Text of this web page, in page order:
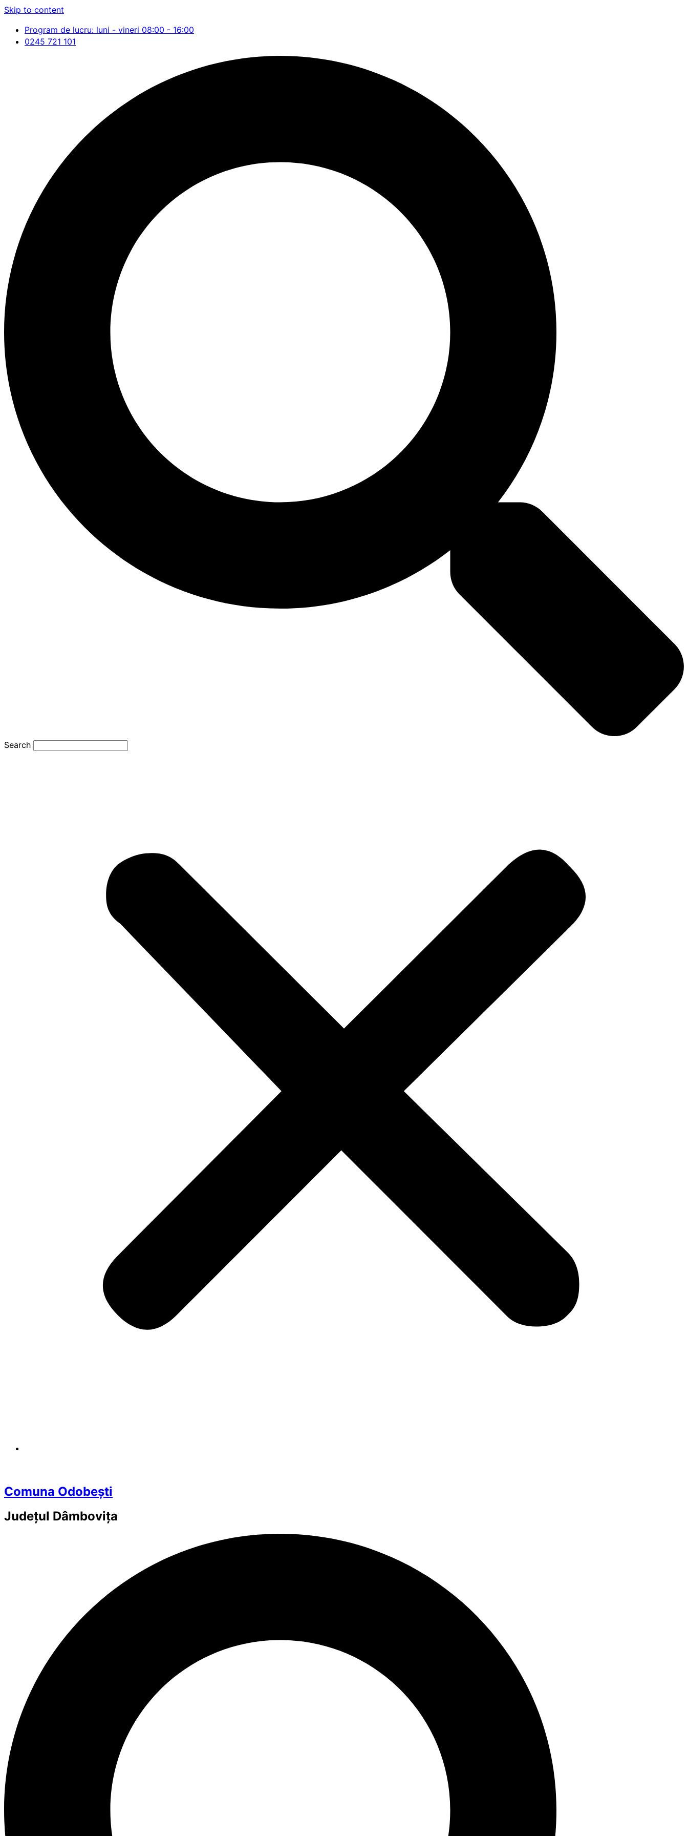
Skip to content
Program de lucru: luni - vineri 08:00 - 16:00
0245 721 101
Search
Comuna Odobești
Județul Dâmbovița